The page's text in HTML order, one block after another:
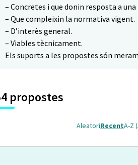
– Concretes i que donin resposta a
– Que compleixin la normativa vigent.
– D’interès general.
– Viables tècnicament.
Els suports a les propostes són
propostes
AleatoriRecentA-Z